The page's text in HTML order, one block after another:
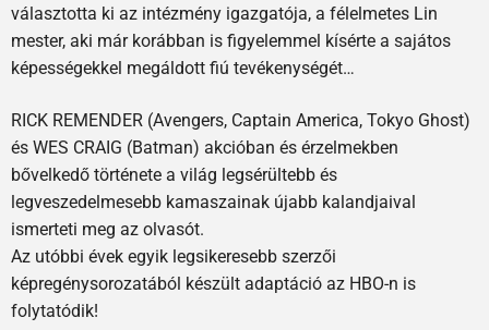
választotta ki az intézmény igazgatója, a félelmetes Lin
mester, aki már korábban is figyelemmel kísérte a sajátos
képességekkel megáldott fiú tevékenységét…
RICK REMENDER (Avengers, Captain America, Tokyo Ghost)
és WES CRAIG (Batman) akcióban és érzelmekben
bővelkedő története a világ legsérültebb és
legveszedelmesebb kamaszainak újabb kalandjaival
ismerteti meg az olvasót.
Az utóbbi évek egyik legsikeresebb szerzői
képregénysorozatából készült adaptáció az HBO-n is
folytatódik!